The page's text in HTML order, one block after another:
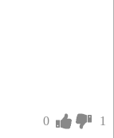
0 1